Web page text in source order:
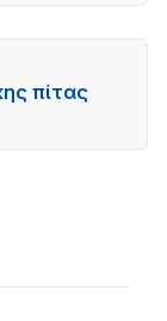
πίτας